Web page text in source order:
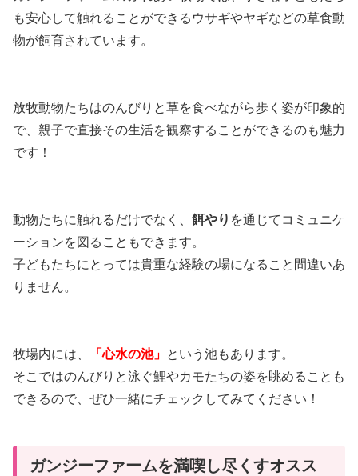
も安心して触れることができるウサギやヤギなどの草食動
物が飼育されています。
放牧動物たちはのんびりと草を食べながら歩く姿が印象的
で、親子で直接その生活を観察することができるのも魅力
です！
動物たちに触れるだけでなく、 餌やり を通じてコミュニケ
ーションを図ることもできます。
子どもたちにとっては貴重な経験の場になること間違いあ
りません。
牧場内には、 「心水の池」 という池もあります。
そこではのんびりと泳ぐ鯉やカモたちの姿を眺めることも
できるので、ぜひ一緒にチェックしてみてください！
ガンジーファームを満喫し尽くすオスス